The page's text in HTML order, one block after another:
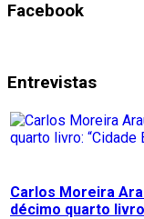
Facebook
Entrevistas
Carlos Moreira
décimo quarto